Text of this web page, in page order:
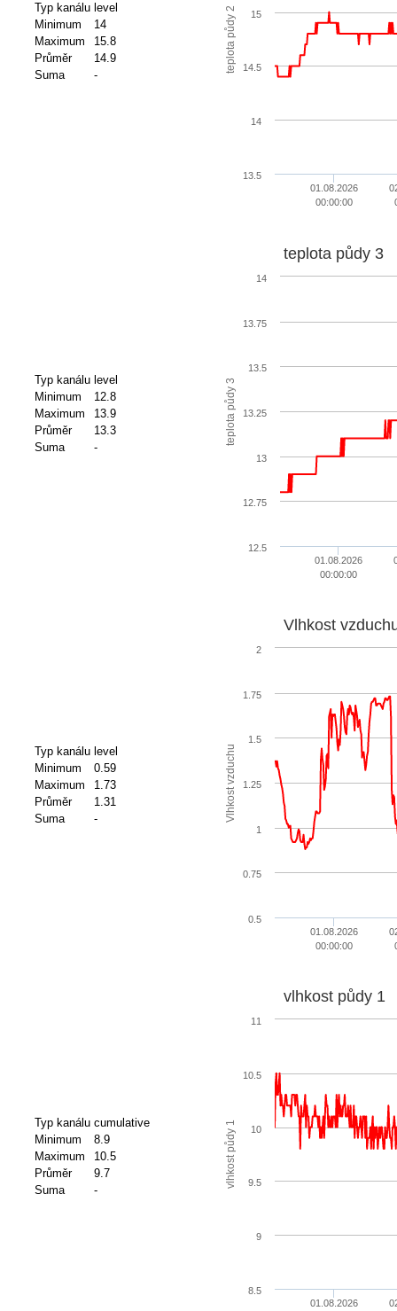
Typ kanálu level
Minimum
14
Maximum
15.8
Průměr
14.9
Suma
-
teplota půdy 2
01.08.2026
00:00:00
13.5
14
14.5
15
Typ kanálu level
Minimum
12.8
Maximum
13.9
Průměr
13.3
Suma
-
teplota půdy 3
teplota půdy 3
01.08.2026
00:00:00
12.5
12.75
13
13.25
13.5
13.75
14
Typ kanálu level
Minimum
0.59
Maximum
1.73
Průměr
1.31
Suma
- Vlhkost vzduchu
Vlhkost
01.08.2026
00:00:00
0.5
0.75
1
1.25
1.5
1.75
2
Typ kanálu cumulative
Minimum
8.9
Maximum
10.5
Průměr
9.7
Suma
-
vlhkost půdy 1
vlhkost půdy 1
01.08.2026
9
9.5
10
10.5
8.5
11